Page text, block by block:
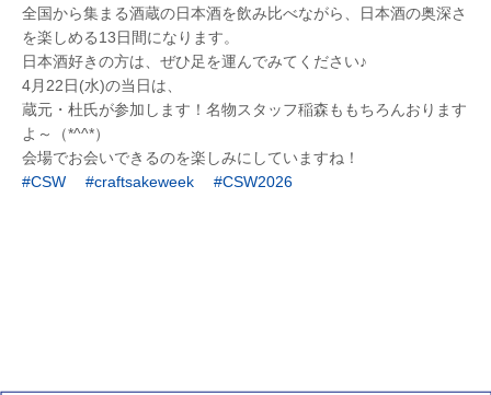
全国から集まる酒蔵の日本酒を飲み比べながら、日本酒の奥深さ
を楽しめる13日間になります。
日本酒好きの方は、ぜひ足を運んでみてください♪
4月22日(水)の当日は、
蔵元・杜氏が参加します！名物スタッフ稲森ももちろんおります
よ～（*^^*）
会場でお会いできるのを楽しみにしていますね！
#CSW #craftsakeweek #CSW2026